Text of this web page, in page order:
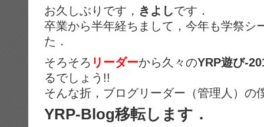
お久しぶりです， きよしです．
卒業から半年経ちまして，今年も学祭シ
た．
そろそろ リーダーから久々のYRP遊び-
るでしょう!!
そんな折，ブログリーダー（管理人）の
YRP-Blog移転します．